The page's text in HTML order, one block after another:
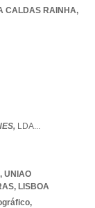
CALDAS RAINHA,
LDA...
, UNIAO
, LISBOA